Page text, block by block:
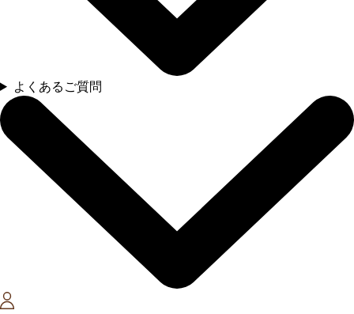
よくあるご質問